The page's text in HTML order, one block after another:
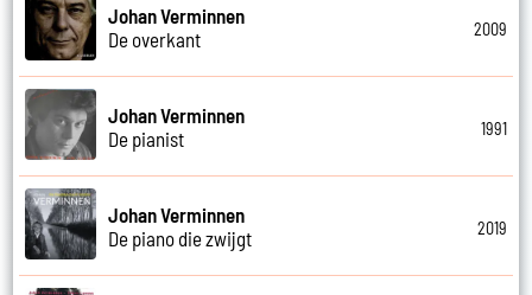
Johan Verminnen
De overkant
2009
Johan Verminnen
De pianist
1991
Johan Verminnen
De piano die zwijgt
2019